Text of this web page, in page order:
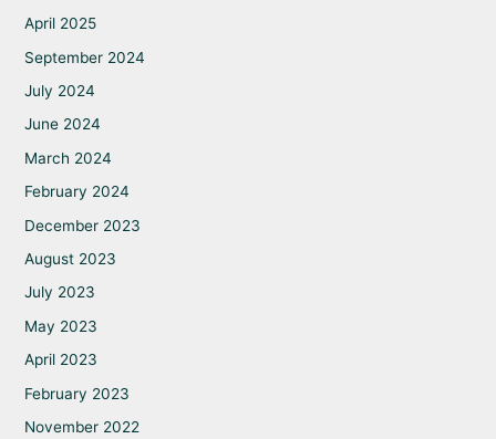
April 2025
September 2024
July 2024
June 2024
March 2024
February 2024
December 2023
August 2023
July 2023
May 2023
April 2023
February 2023
November 2022